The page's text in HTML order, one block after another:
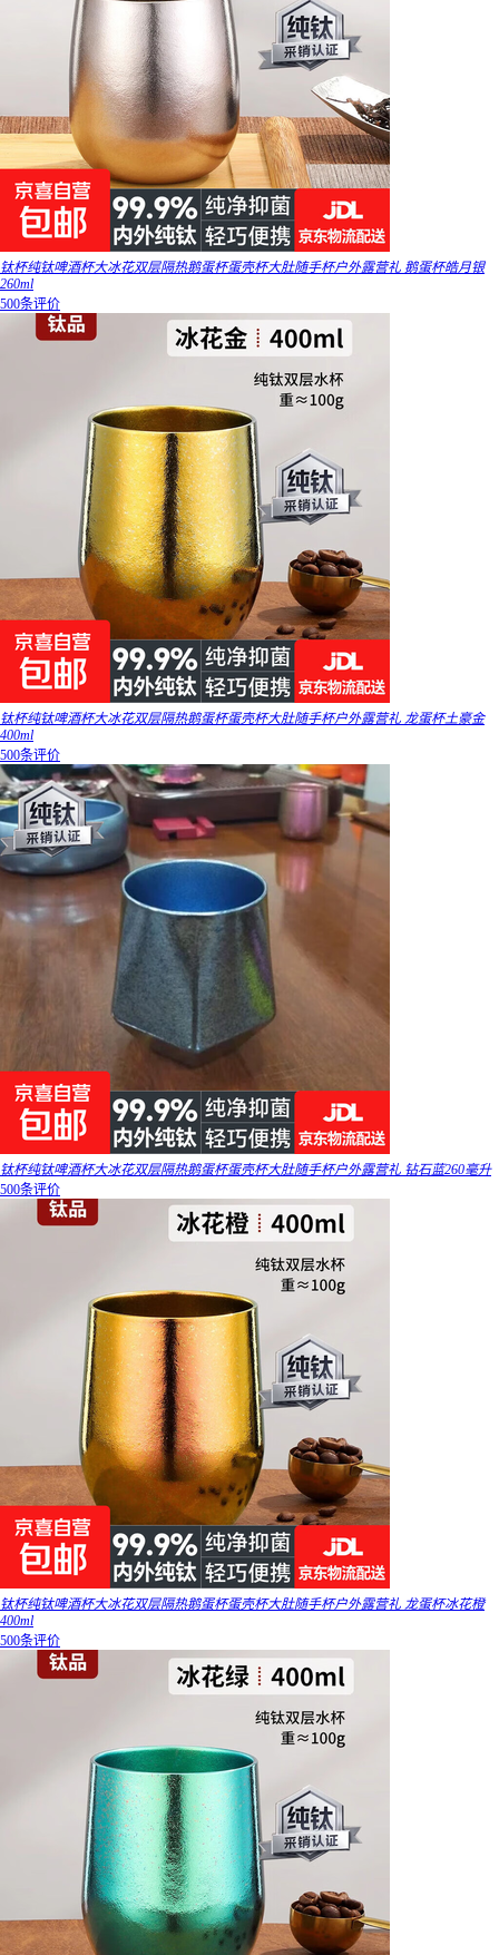
钛杯纯钛啤酒杯大冰花双层隔热鹅蛋杯蛋壳杯大肚随手杯户外露营礼 鹅蛋杯皓月银
260ml
500条评价
钛杯纯钛啤酒杯大冰花双层隔热鹅蛋杯蛋壳杯大肚随手杯户外露营礼 龙蛋杯土豪金
400ml
500条评价
钛杯纯钛啤酒杯大冰花双层隔热鹅蛋杯蛋壳杯大肚随手杯户外露营礼 钻石蓝260毫升
500条评价
钛杯纯钛啤酒杯大冰花双层隔热鹅蛋杯蛋壳杯大肚随手杯户外露营礼 龙蛋杯冰花橙
400ml
500条评价